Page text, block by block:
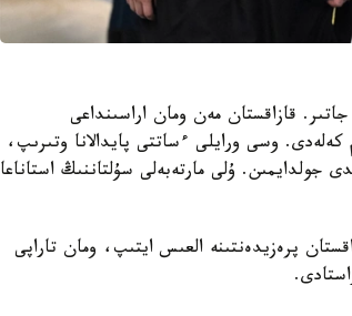
قازاقستان مەن ومان اراسىنداعى
كەلەدى. وسى ورايلى ءساتتى پايدالانا وتىرىپ،
ۇلى مارتەبەلى سۇلتاننىڭ استاناعا
پرەزيدەنتىنە العىس ايتىپ، ومان تاراپى